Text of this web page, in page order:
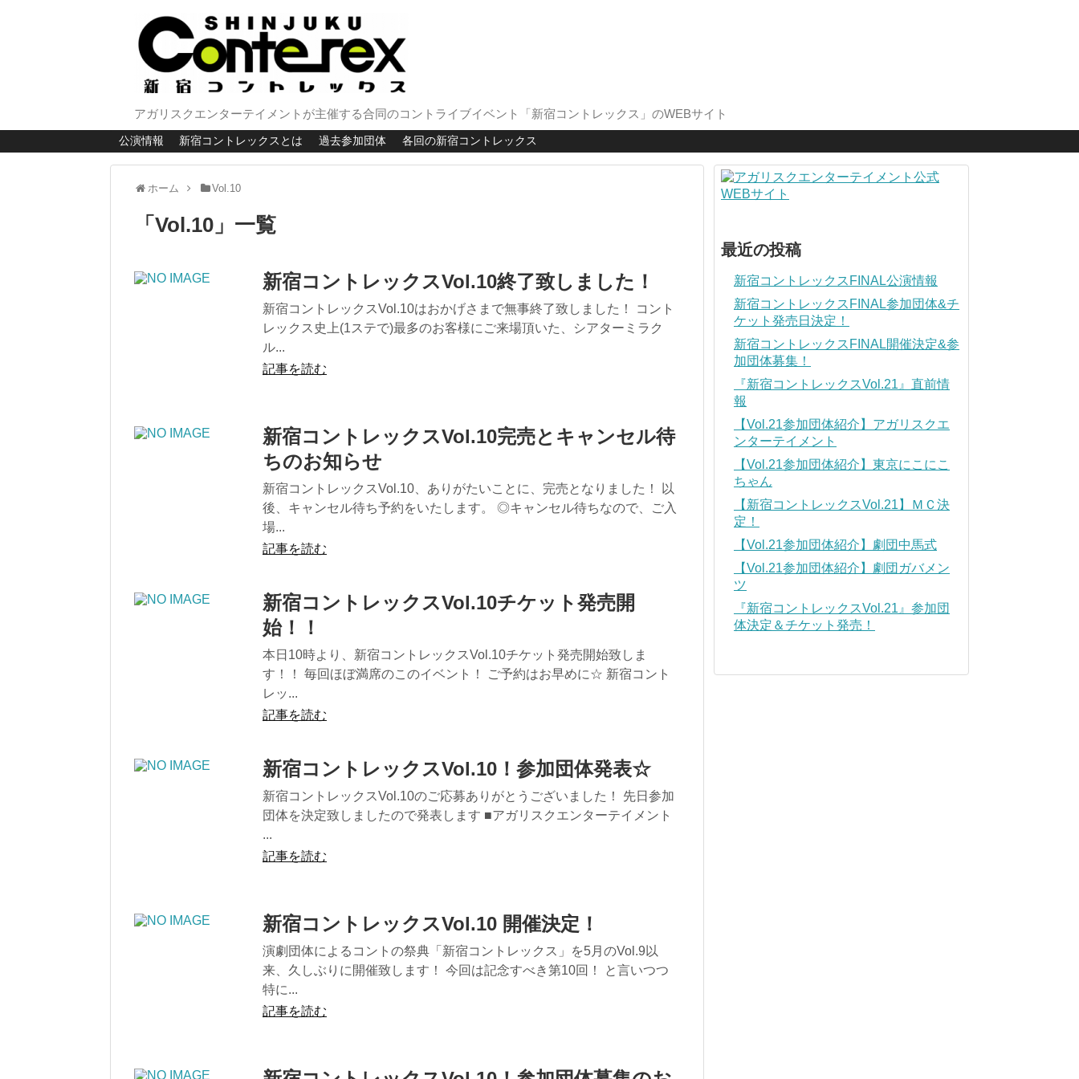
アガリスクエンターテイメントが主催する合同のコントライブイベント「新宿コントレックス」のWEBサイト
公演情報 新宿コントレックスとは 過去参加団体 各回の新宿コントレックス
ホーム Vol.10
「 Vol.10 」 一覧
新宿コントレックスVol.10終了致しました！
新宿コントレックスVol.10はおかげさまで無事終了致しました！ コント
レックス史上(1ステで)最多のお客様にご来場頂いた、シアターミラク
ル...
記事を読む
新宿コントレックスVol.10完売とキャンセル待
ちのお知らせ
新宿コントレックスVol.10、ありがたいことに、完売となりました！ 以
後、キャンセル待ち予約をいたします。 ◎キャンセル待ちなので、ご入
場...
記事を読む
新宿コントレックスVol.10チケット発売開
始！！
本日10時より、新宿コントレックスVol.10チケット発売開始致しま
す！！ 毎回ほぼ満席のこのイベント！ ご予約はお早めに☆ 新宿コント
レッ...
記事を読む
新宿コントレックスVol.10！参加団体発表☆
新宿コントレックスVol.10のご応募ありがとうございました！ 先日参加
団体を決定致しましたので発表します ■アガリスクエンターテイメント
...
記事を読む
新宿コントレックスVol.10 開催決定！
演劇団体によるコントの祭典「新宿コントレックス」を5月のVol.9以
来、久しぶりに開催致します！ 今回は記念すべき第10回！ と言いつつ
特に...
記事を読む
最近の投稿
新宿コントレックスFINAL公演情報
新宿コントレックスFINAL参加団体&チ
ケット発売日決定！
新宿コントレックスFINAL開催決定&参
加団体募集！
『新宿コントレックスVol.21』直前情
報
【Vol.21参加団体紹介】アガリスクエ
ンターテイメント
【Vol.21参加団体紹介】東京にこにこ
ちゃん
【新宿コントレックスVol.21】ＭＣ決
定！
【Vol.21参加団体紹介】劇団中馬式
【Vol.21参加団体紹介】劇団ガバメン
ツ
『新宿コントレックスVol.21』参加団
体決定＆チケット発売！